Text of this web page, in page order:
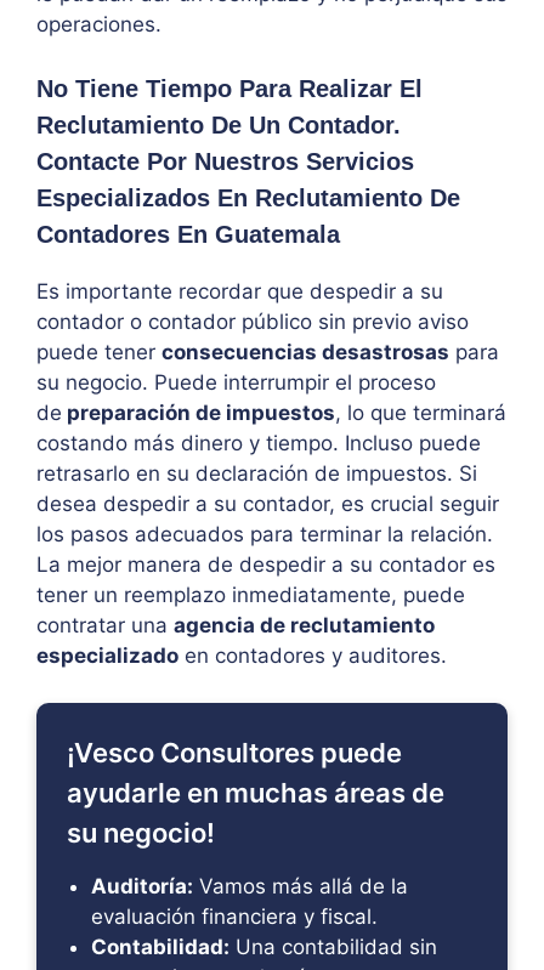
operaciones.
No Tiene Tiempo Para Realizar El
Reclutamiento De Un Contador.
Contacte Por Nuestros Servicios
Especializados En Reclutamiento De
Contadores En Guatemala
Es importante recordar que despedir a su
contador o contador público sin previo aviso
puede tener consecuencias desastrosas para
su negocio. Puede interrumpir el proceso
de preparación de impuestos, lo que terminará
costando más dinero y tiempo. Incluso puede
retrasarlo en su declaración de impuestos. Si
desea despedir a su contador, es crucial seguir
los pasos adecuados para terminar la relación.
La mejor manera de despedir a su contador es
tener un reemplazo inmediatamente, puede
contratar una agencia de reclutamiento
especializado en contadores y auditores.
¡Vesco Consultores puede
ayudarle en muchas áreas de
su negocio!
Auditoría: Vamos más allá de la
evaluación financiera y fiscal.
Contabilidad: Una contabilidad sin